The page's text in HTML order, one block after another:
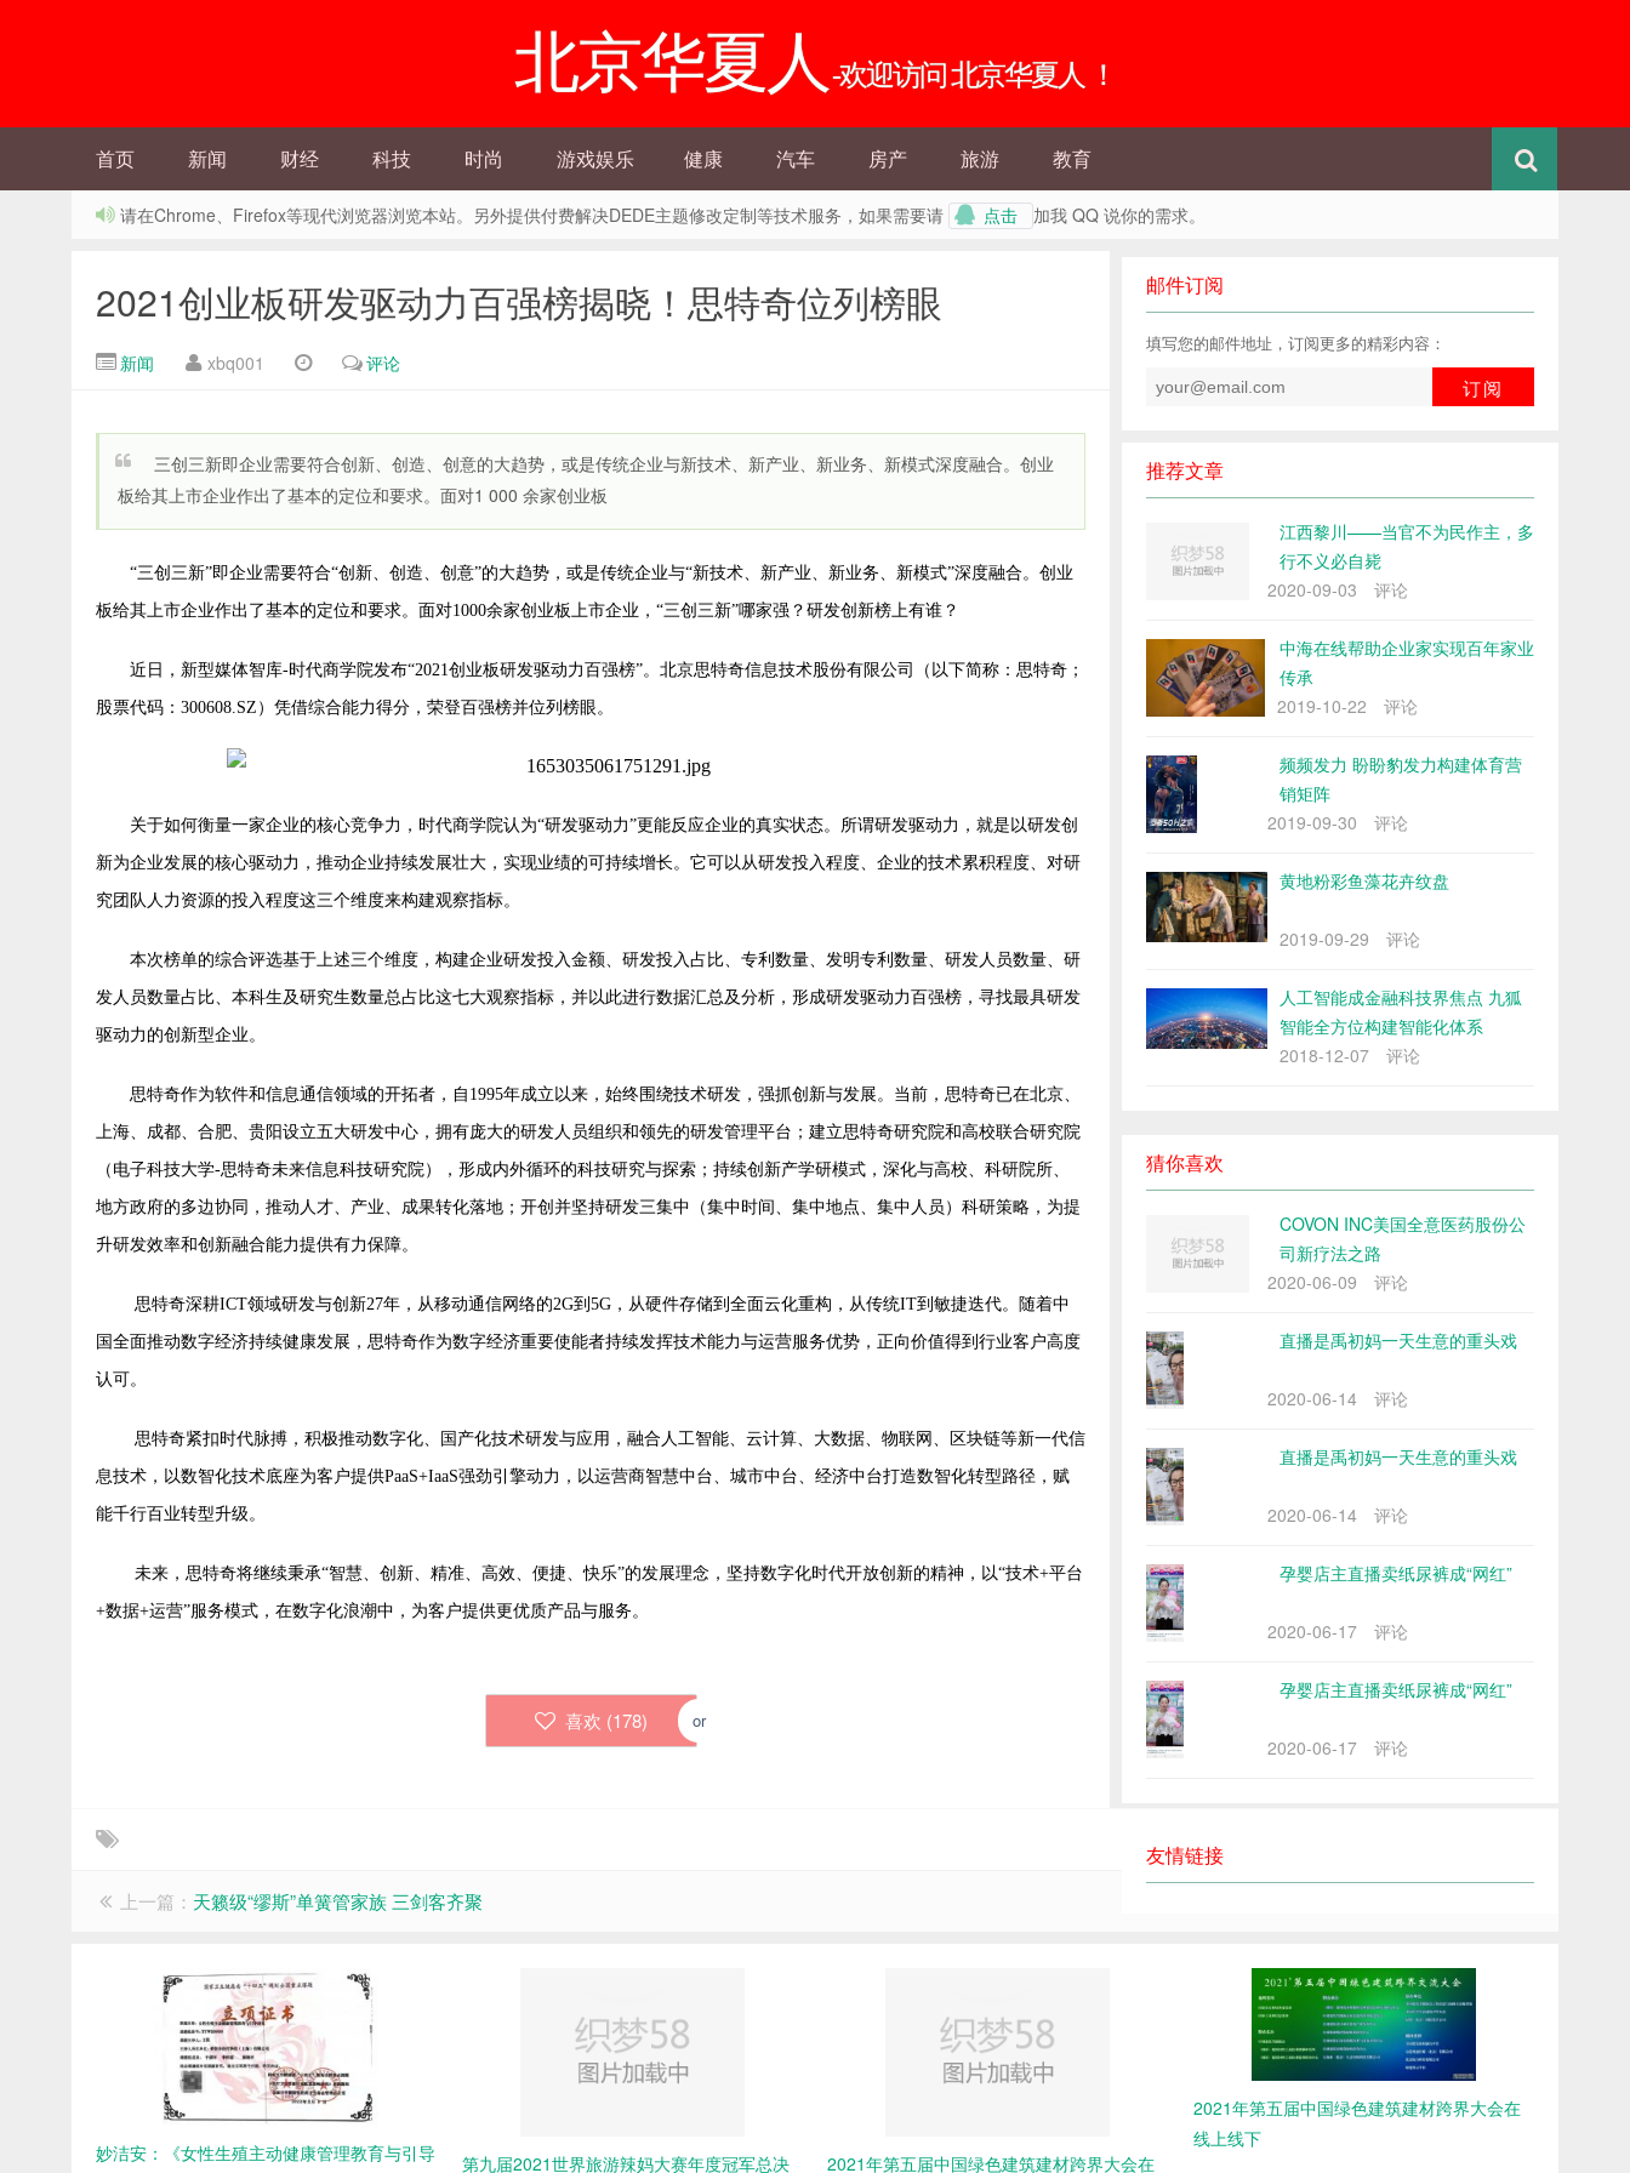
北京华夏人 -欢迎访问 北京华夏人 ！
首页 新闻 财经 科技 时尚 游戏娱乐 健康 汽车 房产 旅游 教育
请在Chrome、Firefox等现代浏览器浏览本站。另外提供付费解决DEDE主题修改定制等技术服务，如果需要请 点击 加我 QQ 说你的需求。
2021创业板研发驱动力百强榜揭晓！思特奇位列榜眼
新闻 xbq001 评论
三创三新即企业需要符合创新、创造、创意的大趋势，或是传统企业与新技术、新产业、新业务、新模式深度融合。创业
板给其上市企业作出了基本的定位和要求。面对1 000 余家创业板
“三创三新”即企业需要符合“创新、创造、创意”的大趋势，或是传统企业与“新技术、新产业、新业务、新模式”深度融合。创业
板给其上市企业作出了基本的定位和要求。面对1000余家创业板上市企业，“三创三新”哪家强？研发创新榜上有谁？
近日，新型媒体智库-时代商学院发布“2021创业板研发驱动力百强榜”。北京思特奇信息技术股份有限公司（以下简称：思特奇；
股票代码：300608.SZ ）凭借综合能力得分，荣登百强榜并位列榜眼。
关于如何衡量一家企业的核心竞争力，时代商学院认为“研发驱动力”更能反应企业的真实状态。所谓研发驱动力，就是以研发创
新为企业发展的核心驱动力，推动企业持续发展壮大，实现业绩的可持续增长。它可以从研发投入程度、企业的技术累积程度、对研
究团队人力资源的投入程度这三个维度来构建观察指标。
本次榜单的综合评选基于上述三个维度，构建企业研发投入金额、研发投入占比、专利数量、发明专利数量、研发人员数量、研
发人员数量占比、本科生及研究生数量总占比这七大观察指标，并以此进行数据汇总及分析，形成研发驱动力百强榜，寻找最具研发
驱动力的创新型企业。
思特奇作为软件和信息通信领域的开拓者，自 1995年成立以来，始终围绕技术研发，强抓创新与发展。当前，思特奇已在北京、
上海、成都、合肥、贵阳设立五大研发中心，拥有庞大的研发人员组织和领先的研发管理平台；建立思特奇研究院和高校联合研究院
（电子科技大学-思特奇未来信息科技研究院），形成内外循环的科技研究与探索；持续创新产学研模式，深化与高校、科研院所、
地方政府的多边协同，推动人才、产业、成果转化落地；开创并坚持研发三集中（集中时间、集中地点、集中人员）科研策略，为提
升研发效率和创新融合能力提供有力保障。
思特奇深耕ICT领域研发与创新27年，从移动通信网络的2G到5G ，从硬件存储到全面云化重构，从传统IT到敏捷迭代。随着中
国全面推动数字经济持续健康发展，思特奇作为数字经济重要使能者持续发挥技术能力与运营服务优势，正向价值得到行业客户高度
认可。
思特奇紧扣时代脉搏，积极推动数字化、国产化技术研发与应用，融合人工智能、云计算、大数据、物联网、区块链等新一代信
息技术，以数智化技术底座为客户提供PaaS+IaaS强劲引擎动力，以运营商智慧中台、城市中台、经济中台打造数智化转型路径，赋
能千行百业转型升级。
未来，思特奇将继续秉承“智慧、创新、精准、高效、便捷、快乐”的发展理念 ， 坚持数字化时代开放创新的精神 ，以“技术+平台
+数据+运营”服务模式，在数字化浪潮中，为客户提供更优质产品与服务。
喜欢 (178) or
上一篇： 天籁级“缪斯”单簧管家族 三剑客齐聚
妙洁安：《女性生殖主动健康管理教育与引导
第九届2021世界旅游辣妈大赛年度冠军总决 2021年第五届中国绿色建筑建材跨界大会在
2021年第五届中国绿色建筑建材跨界大会在
线上线下
邮件订阅
填写您的邮件地址，订阅更多的精彩内容：
推荐文章
江西黎川——当官不为民作主，多
行不义必自毙
2020-09-03
评论
中海在线帮助企业家实现百年家业
传承
2019-10-22
评论
频频发力 盼盼豹发力构建体育营
销矩阵
2019-09-30
评论
黄地粉彩鱼藻花卉纹盘
2019-09-29 评论
人工智能成金融科技界焦点 九狐
智能全方位构建智能化体系
2018-12-07
评论
猜你喜欢
COVON INC美国全意医药股份公
司新疗法之路
2020-06-09
评论
直播是禹初妈一天生意的重头戏
2020-06-14 评论
直播是禹初妈一天生意的重头戏
2020-06-14 评论
孕婴店主直播卖纸尿裤成“网红”
2020-06-17 评论
孕婴店主直播卖纸尿裤成“网红”
2020-06-17 评论
友情链接